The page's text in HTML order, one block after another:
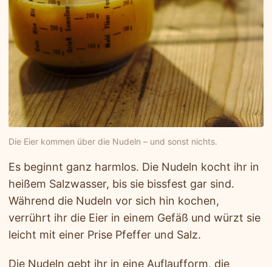
Die Eier kommen über die Nudeln – und sonst nichts.
Es beginnt ganz harmlos. Die Nudeln kocht ihr in
heißem Salzwasser, bis sie bissfest gar sind.
Während die Nudeln vor sich hin kochen,
verrührt ihr die Eier in einem Gefäß und würzt sie
leicht mit einer Prise Pfeffer und Salz.
Die Nudeln gebt ihr in eine Auflaufform, die